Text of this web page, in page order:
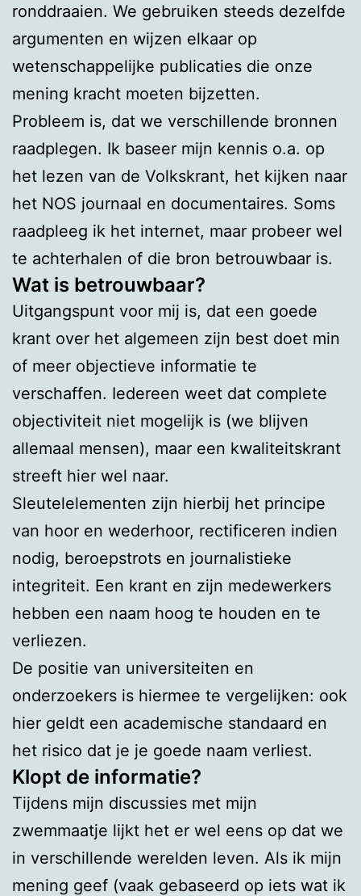
ronddraaien. We gebruiken steeds dezelfde
argumenten en wijzen elkaar op
wetenschappelijke publicaties die onze
mening kracht moeten bijzetten.
Probleem is, dat we verschillende bronnen
raadplegen. Ik baseer mijn kennis o.a. op
het lezen van de Volkskrant, het kijken naar
het NOS journaal en documentaires. Soms
raadpleeg ik het internet, maar probeer wel
te achterhalen of die bron betrouwbaar is.
Wat is betrouwbaar?
Uitgangspunt voor mij is, dat een goede
krant over het algemeen zijn best doet min
of meer objectieve informatie te
verschaffen. Iedereen weet dat complete
objectiviteit niet mogelijk is (we blijven
allemaal mensen), maar een kwaliteitskrant
streeft hier wel naar.
Sleutelelementen zijn hierbij het principe
van hoor en wederhoor, rectificeren indien
nodig, beroepstrots en journalistieke
integriteit. Een krant en zijn medewerkers
hebben een naam hoog te houden en te
verliezen.
De positie van universiteiten en
onderzoekers is hiermee te vergelijken: ook
hier geldt een academische standaard en
het risico dat je je goede naam verliest.
Klopt de informatie?
Tijdens mijn discussies met mijn
zwemmaatje lijkt het er wel eens op dat we
in verschillende werelden leven. Als ik mijn
mening geef (vaak gebaseerd op iets wat ik